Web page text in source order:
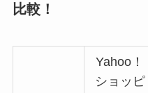
比較！
Yahoo！
ショッピ